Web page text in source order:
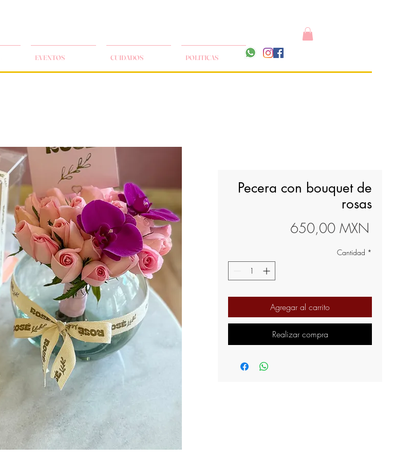
EVENTOS CUIDADOS POLITICAS
Pecera con bouquet de
rosas
650,00 MXN
Cantidad *
Agregar al carrito
Realizar compra